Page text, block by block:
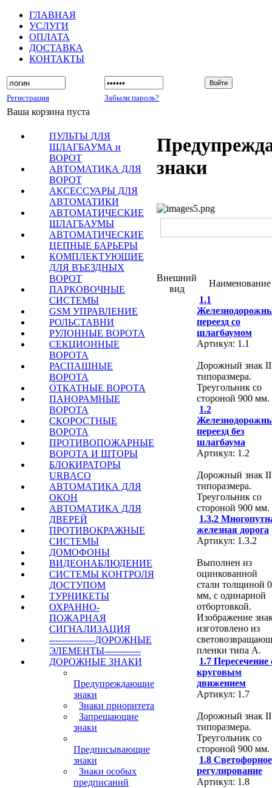
ГЛАВНАЯ
УСЛУГИ
ОПЛАТА
ДОСТАВКА
КОНТАКТЫ
Регистрация Забыли пароль?
Ваша корзина пуста
ПУЛЬТЫ ДЛЯ
ШЛАГБАУМА и
ВОРОТ
АВТОМАТИКА ДЛЯ
ВОРОТ
АКСЕССУАРЫ ДЛЯ
АВТОМАТИКИ
АВТОМАТИЧЕСКИЕ
ШЛАГБАУМЫ
АВТОМАТИЧЕСКИЕ
ЦЕПНЫЕ БАРЬЕРЫ
КОМПЛЕКТУЮЩИЕ
ДЛЯ ВЪЕЗДНЫХ
ВОРОТ
ПАРКОВОЧНЫЕ
СИСТЕМЫ
GSM УПРАВЛЕНИЕ
РОЛЬСТАВНИ
РУЛОННЫЕ ВОРОТА
СЕКЦИОННЫЕ
ВОРОТА
РАСПАШНЫЕ
ВОРОТА
ОТКАТНЫЕ ВОРОТА
ПАНОРАМНЫЕ
ВОРОТА
СКОРОСТНЫЕ
ВОРОТА
ПРОТИВОПОЖАРНЫЕ
ВОРОТА И ШТОРЫ
БЛОКИРАТОРЫ
URBACO
АВТОМАТИКА ДЛЯ
ОКОН
АВТОМАТИКА ДЛЯ
ДВЕРЕЙ
ПРОТИВОКРАЖНЫЕ
СИСТЕМЫ
ДОМОФОНЫ
ВИДЕОНАБЛЮДЕНИЕ
СИСТЕМЫ КОНТРОЛЯ
ДОСТУПОМ
ТУРНИКЕТЫ
ОХРАННО-
ПОЖАРНАЯ
СИГНАЛИЗАЦИЯ
---------------ДОРОЖНЫЕ
ЭЛЕМЕНТЫ------------
ДОРОЖНЫЕ ЗНАКИ
Предупреждающие
знаки
Знаки приоритета
Запрещающие
знаки
Предписывающие
знаки
Знаки особых
предписаний
знаки
Внешний
вид
Наименование
1.1
переезд со
шлагбаумом
Артикул: 1.1
Дорожный знак II
типоразмера.
Треугольник со
стороной 900 мм.
1.2
переезд без
шлагбаума
Артикул: 1.2
Дорожный знак II
типоразмера.
Треугольник со
стороной 900 мм.
1.3.2
железная дорога
Артикул: 1.3.2
Выполнен из
оцинкованной
стали толщиной
мм, с одинарной
отбортовкой.
Изображение
изготовлено из
пленки типа А.
1.7 Пересечение
круговым
движением
Артикул: 1.7
Дорожный знак II
типоразмера.
Треугольник со
стороной 900 мм.
1.8 Светофорное
регулирование
Артикул: 1.8